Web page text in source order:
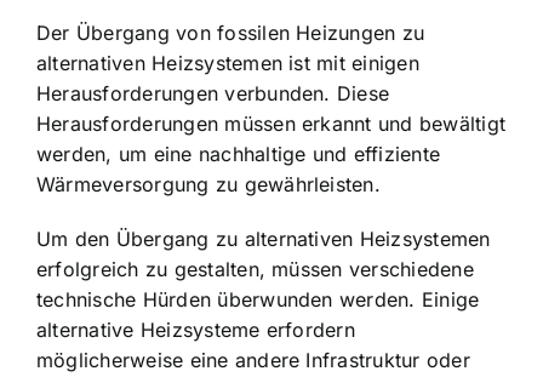
Der Übergang von fossilen Heizungen zu
alternativen Heizsystemen ist mit einigen
Herausforderungen verbunden. Diese
Herausforderungen müssen erkannt und bewältigt
werden, um eine nachhaltige und effiziente
Wärmeversorgung zu gewährleisten.
Um den Übergang zu alternativen Heizsystemen
erfolgreich zu gestalten, müssen verschiedene
technische Hürden überwunden werden. Einige
alternative Heizsysteme erfordern
möglicherweise eine andere Infrastruktur oder